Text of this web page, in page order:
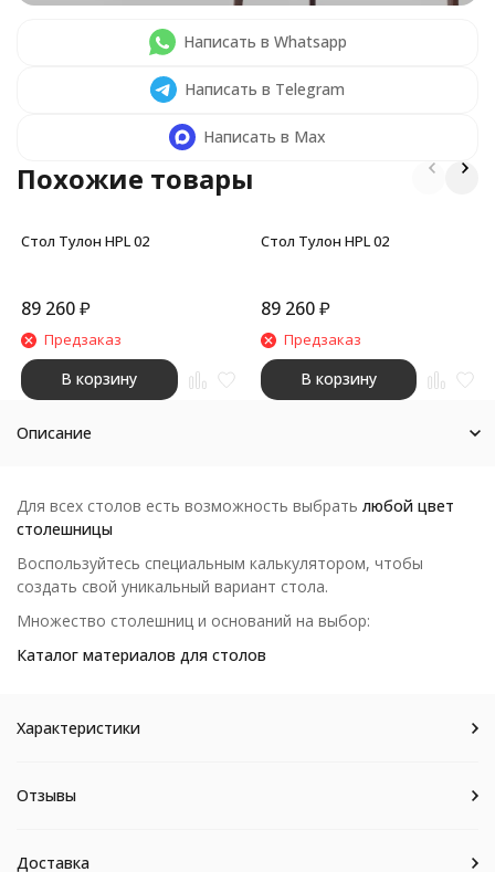
Написать в Whatsapp
Написать в Telegram
Написать в Max
Похожие товары
Стол Тулон HPL 02
89 260₽
Предзаказ
В корзину
Стол Тулон HPL 02
89 260 ₽
Предзаказ
В корзину
Описание
Для всех столов есть возможность выбрать любой цвет
столешницы
Воспользуйтесь специальным калькулятором, чтобы
создать свой уникальный вариант стола.
Множество столешниц и оснований на выбор:
Каталог материалов для столов
Характеристики
Отзывы
Доставка